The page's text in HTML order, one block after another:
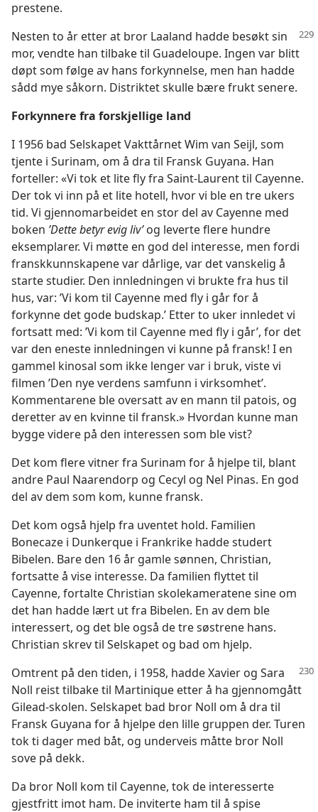
prestene.
Nesten to år etter at bror Laaland hadde besøkt sin
mor, vendte han tilbake til Guadeloupe. Ingen var blitt
døpt som følge av hans forkynnelse, men han hadde
sådd mye såkorn. Distriktet skulle bære frukt senere.
Forkynnere fra forskjellige land
I 1956 bad Selskapet Vakttårnet Wim van Seijl, som
tjente i Surinam, om å dra til Fransk Guyana. Han
forteller: «Vi tok et lite fly fra Saint-Laurent til Cayenne.
Der tok vi inn på et lite hotell, hvor vi ble en tre ukers
tid. Vi gjennomarbeidet en stor del av Cayenne med
boken ’Dette betyr evig liv’og leverte flere hundre
eksemplarer. Vi møtte en god del interesse, men fordi
franskkunnskapene var dårlige, var det vanskelig å
starte studier. Den innledningen vi brukte fra hus til
hus, var: ’Vi kom til Cayenne med fly i går for å
forkynne det gode budskap.’ Etter to uker innledet vi
fortsatt med: ’Vi kom til Cayenne med fly i går’, for det
var den eneste innledningen vi kunne på fransk! I en
gammel kinosal som ikke lenger var i bruk, viste vi
filmen ’Den nye verdens samfunn i virksomhet’.
Kommentarene ble oversatt av en mann til patois, og
deretter av en kvinne til fransk.» Hvordan kunne man
bygge videre på den interessen som ble vist?
Det kom flere vitner fra Surinam for å hjelpe til, blant
andre Paul Naarendorp og Cecyl og Nel Pinas. En god
del av dem som kom, kunne fransk.
Det kom også hjelp fra uventet hold. Familien
Bonecaze i Dunkerque i Frankrike hadde studert
Bibelen. Bare den 16 år gamle sønnen, Christian,
fortsatte å vise interesse. Da familien flyttet til
Cayenne, fortalte Christian skolekameratene sine om
det han hadde lært ut fra Bibelen. En av dem ble
interessert, og det ble også de tre søstrene hans.
Christian skrev til Selskapet og bad om hjelp.
Omtrent på den tiden, i 1958, hadde Xavier og Sara
Noll reist tilbake til Martinique etter å ha gjennomgått
Gilead-skolen. Selskapet bad bror Noll om å dra til
Fransk Guyana for å hjelpe den lille gruppen der. Turen
tok ti dager med båt, og underveis måtte bror Noll
sove på dekk.
Da bror Noll kom til Cayenne, tok de interesserte
gjestfritt imot ham. De inviterte ham til å spise